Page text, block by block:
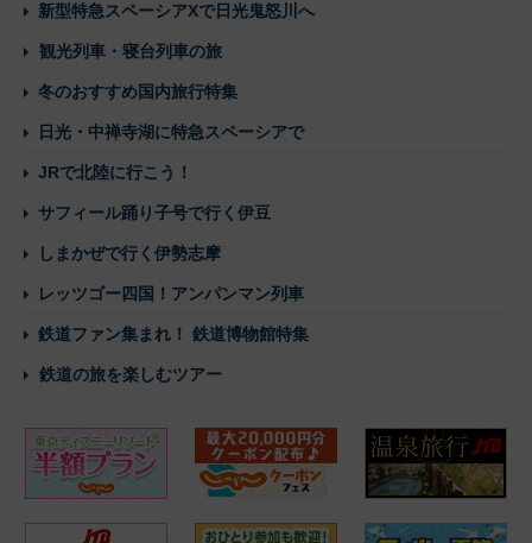
新型特急スペーシアXで日光鬼怒川へ
観光列車・寝台列車の旅
冬のおすすめ国内旅行特集
日光・中禅寺湖に特急スペーシアで
JRで北陸に行こう！
サフィール踊り子号で行く伊豆
しまかぜで行く伊勢志摩
レッツゴー四国！アンパンマン列車
鉄道ファン集まれ！ 鉄道博物館特集
鉄道の旅を楽しむツアー